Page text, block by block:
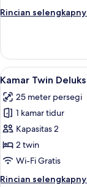
Rincian
Rincian
Kamar
Double
Superior
Lihat
semua
foto
untuk
Kamar
Twin
Deluks
3
Kamar Twin Deluks
25 meter persegi
1 kamar tidur
Kapasitas 2
2 twin
Wi-Fi Gratis
Rincian
Rincian